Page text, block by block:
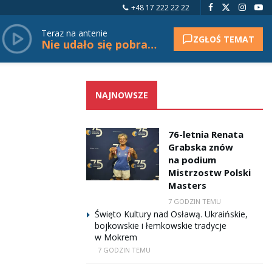
+48 17 222 22 22
Teraz na antenie
Nie udało się pobrać tytułu. ZGŁOŚ TEMAT
NAJNOWSZE
76-letnia Renata
Grabska znów
na podium
Mistrzostw Polski
Masters
7 GODZIN TEMU
Święto Kultury nad Osławą. Ukraińskie,
bojkowskie i łemkowskie tradycje
w Mokrem
7 GODZIN TEMU